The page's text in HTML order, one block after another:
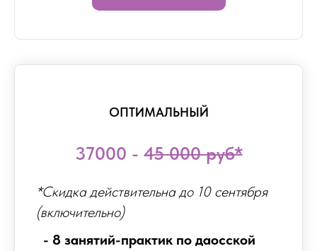
ОПТИМАЛЬНЫЙ
37000 - 45 000 руб*
*Скидка действительна до 10 сентября
(включительно)
- 8 занятий-практик по даосской